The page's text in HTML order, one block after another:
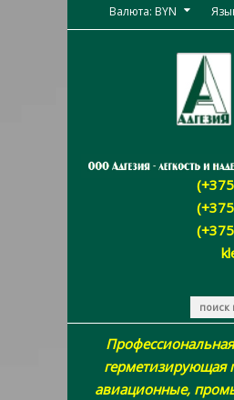
Валюта: BYN
герметизирующая
авиационные,